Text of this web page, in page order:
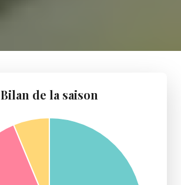
Bilan de la saison